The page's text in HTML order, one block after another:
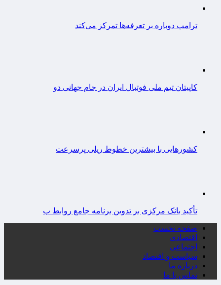
ترامپ دوباره بر تعرفه‌ها تمرکز می‌کند
کاپیتان تیم ملی فوتبال ایران در جام جهانی دو
کشورهایی با بیشترین خطوط ریلی پرسرعت
تأکید بانک مرکزی بر تدوین برنامه جامع روابط ب
صفحه نخست
اقتصادی
اجتماعی
سیاست و اقتصاد
درباره ما
تماس با ما